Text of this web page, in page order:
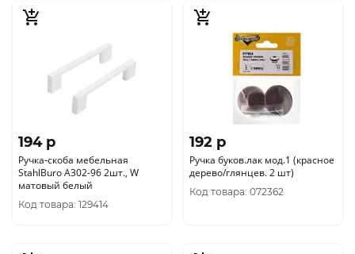
194 p
Ручка-скоба мебельная
StahlBuro A302-96 2шт., W
матовый белый
Код товара: 129414
192 p
Ручка буков.лак мод.1 (красное
дерево/глянцев. 2 шт)
Код товара: 072362